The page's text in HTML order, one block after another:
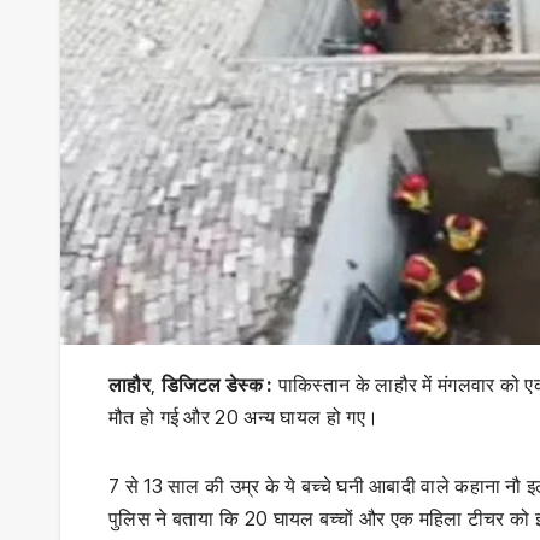
लाहौर,डिजिटल डेस्क : पाकिस्तान के लाहौर में मंगलवार को
मौत हो गई और 20 अन्य घायल हो गए।
7 से 13 साल की उम्र के ये बच्चे घनी आबादी वाले कहाना
पुलिस ने बताया कि 20 घायल बच्चों और एक महिला टीचर